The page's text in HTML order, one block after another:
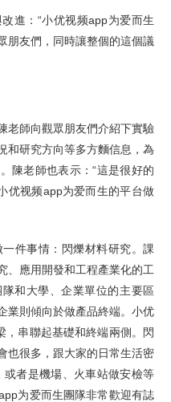
進：“小优视频app为爱而生
朋友們，同時讓整個的這個議
老師向觀眾朋友們介紹下實驗
和研究方向等多方麵信息，為
陳老師也表示：“這是很好的
优视频app为爱而生的平台做
件事情：閃爍材料研究。課
、應用開發和工程產業化的工
和大學、企業單位的主要區
業則傾向於做產品終端。小优
，串聯起基礎和終端兩側。閃
也很多，跟大家的日常生活密
者是機場、火車站做安檢等
为爱而生團隊非常歡迎有誌